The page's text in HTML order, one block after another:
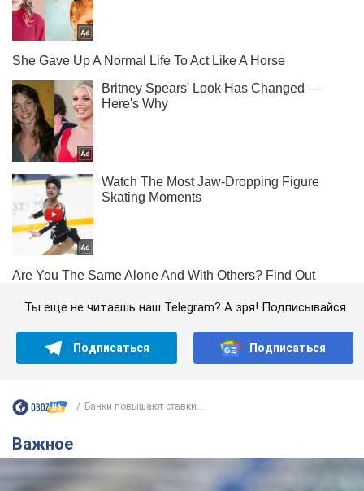
Ты еще не читаешь наш Telegram? А зря! Подписывайся
Подписаться Подписаться
Банки повышают ставки...
Важное